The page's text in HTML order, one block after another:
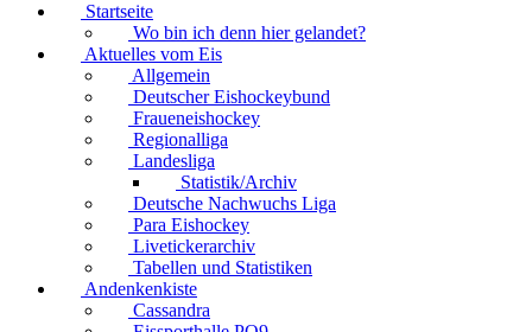
Startseite
Wo bin ich denn hier gelandet?
Aktuelles vom Eis
Allgemein
Deutscher Eishockeybund
Fraueneishockey
Regionalliga
Landesliga
Statistik/Archiv
Deutsche Nachwuchs Liga
Para Eishockey
Livetickerarchiv
Tabellen und Statistiken
Andenkenkiste
Cassandra